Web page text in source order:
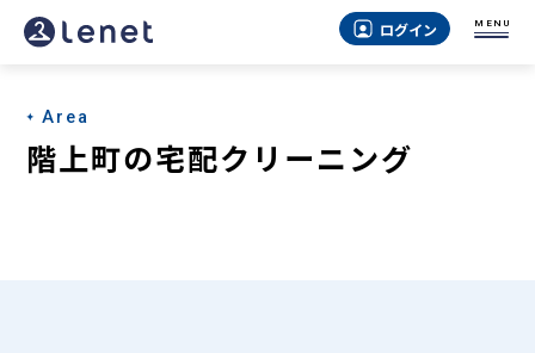
階
町
の
ログイン MENU
Area
階上町の宅配クリーニング